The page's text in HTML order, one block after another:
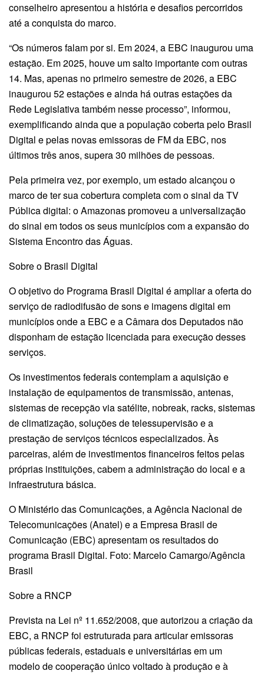
conselheiro apresentou a história e desafios percorridos
até a conquista do marco.
“Os números falam por si. Em 2024, a EBC inaugurou uma
estação. Em 2025, houve um salto importante com outras
14. Mas, apenas no primeiro semestre de 2026, a EBC
inaugurou 52 estações e ainda há outras estações da
Rede Legislativa também nesse processo”, informou,
exemplificando ainda que a população coberta pelo Brasil
Digital e pelas novas emissoras de FM da EBC, nos
últimos três anos, supera 30 milhões de pessoas.
Pela primeira vez, por exemplo, um estado alcançou o
marco de ter sua cobertura completa com o sinal da TV
Pública digital: o Amazonas promoveu a universalização
do sinal em todos os seus municípios com a expansão do
Sistema Encontro das Águas.
Sobre o Brasil Digital
O objetivo do Programa Brasil Digital é ampliar a oferta do
serviço de radiodifusão de sons e imagens digital em
municípios onde a EBC e a Câmara dos Deputados não
disponham de estação licenciada para execução desses
serviços.
Os investimentos federais contemplam a aquisição e
instalação de equipamentos de transmissão, antenas,
sistemas de recepção via satélite, nobreak, racks, sistemas
de climatização, soluções de telessupervisão e a
prestação de serviços técnicos especializados. Às
parceiras, além de investimentos financeiros feitos pelas
próprias instituições, cabem a administração do local e a
infraestrutura básica.
O Ministério das Comunicações, a Agência Nacional de
Telecomunicações (Anatel) e a Empresa Brasil de
Comunicação (EBC) apresentam os resultados do
programa Brasil Digital. Foto: Marcelo Camargo/Agência
Brasil
Sobre a RNCP
Prevista na Lei nº 11.652/2008, que autorizou a criação da
EBC, a RNCP foi estruturada para articular emissoras
públicas federais, estaduais e universitárias em um
modelo de cooperação único voltado à produção e à